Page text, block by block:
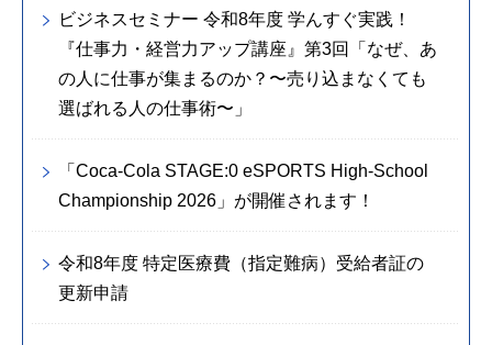
ビジネスセミナー 令和8年度 学んすぐ実践！
『仕事力・経営力アップ講座』第3回「なぜ、あ
の人に仕事が集まるのか？〜売り込まなくても
選ばれる人の仕事術〜」
「Coca-Cola STAGE:0 eSPORTS High-School
Championship 2026」が開催されます！
令和8年度 特定医療費（指定難病）受給者証の
更新申請